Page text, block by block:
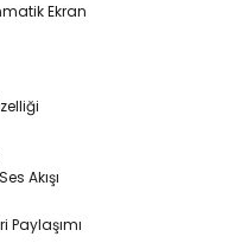
Ekran
Akışı
Paylaşımı